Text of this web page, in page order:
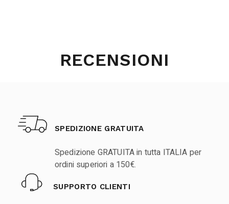
RECENSIONI
SPEDIZIONE GRATUITA
Spedizione GRATUITA in tutta ITALIA per
ordini superiori a 150€.
SUPPORTO CLIENTI